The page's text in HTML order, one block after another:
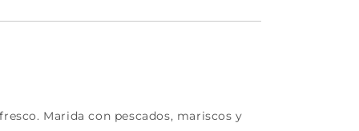
Marida con pescados, mariscos y